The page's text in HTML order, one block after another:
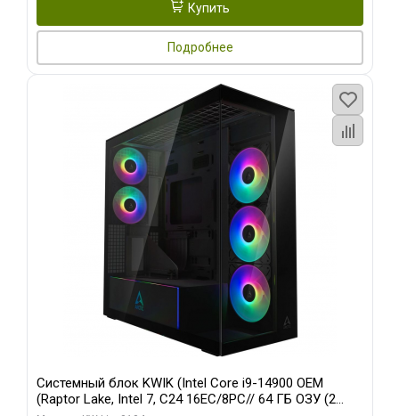
Купить
Подробнее
Системный блок KWIK (Intel Core i9-14900 OEM
(Raptor Lake, Intel 7, C24 16EC/8PC// 64 ГБ ОЗУ (2